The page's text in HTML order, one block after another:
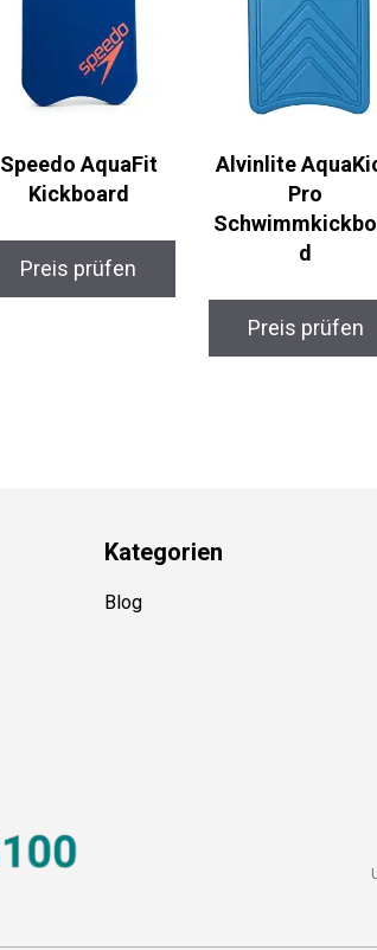
Speedo AquaFit
Kickboard
Preis prüfen
Alvinlite
Pro
d
Preis prüfen
Kategorien
Blog